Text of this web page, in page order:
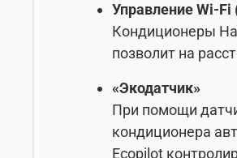
Управление Wi-Fi
Кондиционеры
позволит на
«Экодатчик»
При помощи
кондиционера
Ecopilot